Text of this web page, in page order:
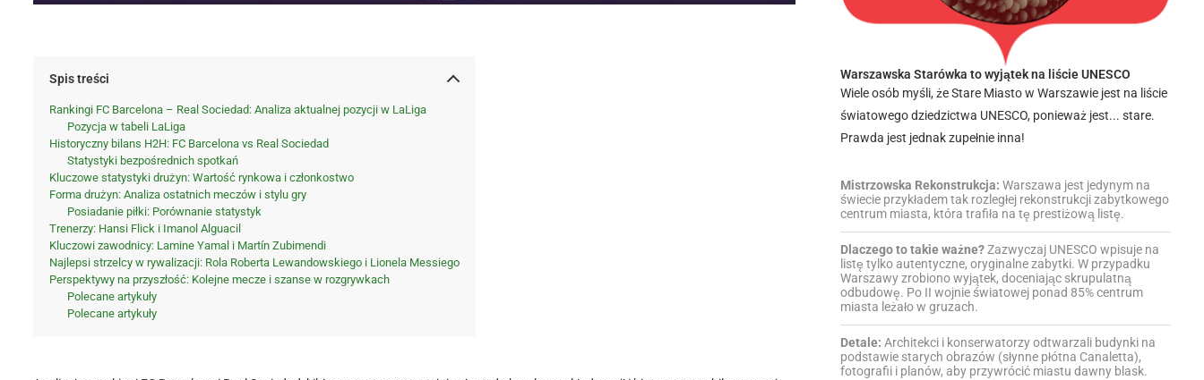
Spis treści
Rankingi FC Barcelona – Real Sociedad: Analiza aktualnej pozycji w LaLiga
Pozycja w tabeli LaLiga
Historyczny bilans H2H: FC Barcelona vs Real Sociedad
Statystyki bezpośrednich spotkań
Kluczowe statystyki drużyn: Wartość rynkowa i członkostwo
Forma drużyn: Analiza ostatnich meczów i stylu gry
Posiadanie piłki: Porównanie statystyk
Trenerzy: Hansi Flick i Imanol Alguacil
Kluczowi zawodnicy: Lamine Yamal i Martín Zubimendi
Najlepsi strzelcy w rywalizacji: Rola Roberta Lewandowskiego i Lionela Messiego
Perspektywy na przyszłość: Kolejne mecze i szanse w rozgrywkach
Polecane artykuły
Polecane artykuły
Warszawska Starówka to wyjątek na liście UNESCO
Wiele osób myśli, że Stare Miasto w Warszawie jest na liście
światowego dziedzictwa UNESCO, ponieważ jest... stare.
Prawda jest jednak zupełnie inna!
Mistrzowska Rekonstrukcja: Warszawa jest jedynym na
świecie przykładem tak rozległej rekonstrukcji zabytkowego
centrum miasta, która trafiła na tę prestiżową listę.
Dlaczego to takie ważne?Zazwyczaj UNESCO wpisuje na
listę tylko autentyczne, oryginalne zabytki. W przypadku
Warszawy zrobiono wyjątek, doceniając skrupulatną
odbudowę. Po II wojnie światowej ponad 85% centrum
miasta leżało w gruzach.
Detale: Architekci i konserwatorzy odtwarzali budynki na
podstawie starych obrazów (słynne płótna Canaletta),
fotografii i planów, aby przywrócić miastu dawny blask.